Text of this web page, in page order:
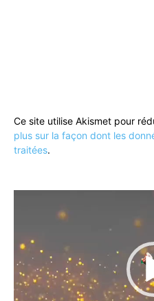
Ce site utilise Akismet pour
plus sur la façon dont les
traitées.